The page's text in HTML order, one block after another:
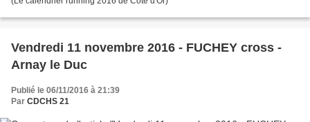
Vendredi 11 novembre 2016 - FUCHEY cross -
Arnay le Duc
Publié le 06/11/2016 à 21:39
Par CDCHS 21